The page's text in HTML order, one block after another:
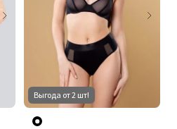
Выгода от 2 шт!